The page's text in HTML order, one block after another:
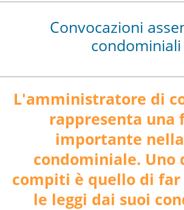
Convocazioni
condominiali
L'amministratore di
rappresenta una
importante
condominiale. Uno
compiti è quello di
le leggi dai suoi